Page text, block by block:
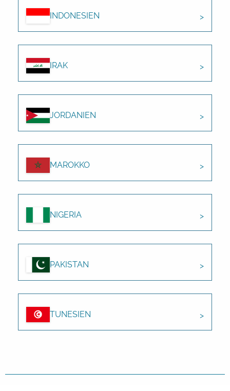
INDONESIEN
IRAK
JORDANIEN
MAROKKO
NIGERIA
PAKISTAN
TUNESIEN